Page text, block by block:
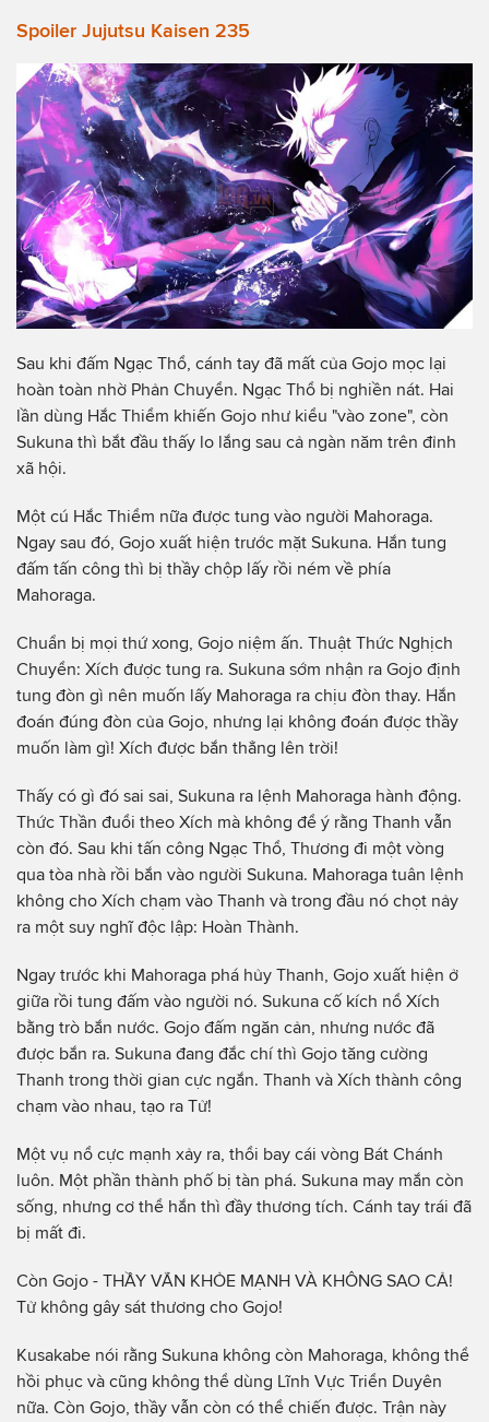
Spoiler Jujutsu Kaisen 235
Sau khi đấm Ngạc Thổ, cánh tay đã mất của Gojo mọc lại
hoàn toàn nhờ Phản Chuyển. Ngạc Thổ bị nghiền nát. Hai
lần dùng Hắc Thiểm khiến Gojo như kiểu "vào zone", còn
Sukuna thì bắt đầu thấy lo lắng sau cả ngàn năm trên đỉnh
xã hội.
Một cú Hắc Thiểm nữa được tung vào người Mahoraga.
Ngay sau đó, Gojo xuất hiện trước mặt Sukuna. Hắn tung
đấm tấn công thì bị thầy chộp lấy rồi ném về phía
Mahoraga.
Chuẩn bị mọi thứ xong, Gojo niệm ấn. Thuật Thức Nghịch
Chuyển: Xích được tung ra. Sukuna sớm nhận ra Gojo định
tung đòn gì nên muốn lấy Mahoraga ra chịu đòn thay. Hắn
đoán đúng đòn của Gojo, nhưng lại không đoán được thầy
muốn làm gì! Xích được bắn thẳng lên trời!
Thấy có gì đó sai sai, Sukuna ra lệnh Mahoraga hành động.
Thức Thần đuổi theo Xích mà không để ý rằng Thanh vẫn
còn đó. Sau khi tấn công Ngạc Thổ, Thương đi một vòng
qua tòa nhà rồi bắn vào người Sukuna. Mahoraga tuân lệnh
không cho Xích chạm vào Thanh và trong đầu nó chọt nảy
ra một suy nghĩ độc lập: Hoàn Thành.
Ngay trước khi Mahoraga phá hủy Thanh, Gojo xuất hiện ở
giữa rồi tung đấm vào người nó. Sukuna cố kích nổ Xích
bằng trò bắn nước. Gojo đấm ngăn cản, nhưng nước đã
được bắn ra. Sukuna đang đắc chí thì Gojo tăng cường
Thanh trong thời gian cực ngắn. Thanh và Xích thành công
chạm vào nhau, tạo ra Tử!
Một vụ nổ cực mạnh xảy ra, thổi bay cái vòng Bát Chánh
luôn. Một phần thành phố bị tàn phá. Sukuna may mắn còn
sống, nhưng cơ thể hắn thì đầy thương tích. Cánh tay trái đã
bị mất đi.
Còn Gojo - THẦY VẪN KHỎE MẠNH VÀ KHÔNG SAO CẢ!
Tử không gây sát thương cho Gojo!
Kusakabe nói rằng Sukuna không còn Mahoraga, không thể
hồi phục và cũng không thể dùng Lĩnh Vực Triển Duyên
nữa. Còn Gojo, thầy vẫn còn có thể chiến được. Trận này